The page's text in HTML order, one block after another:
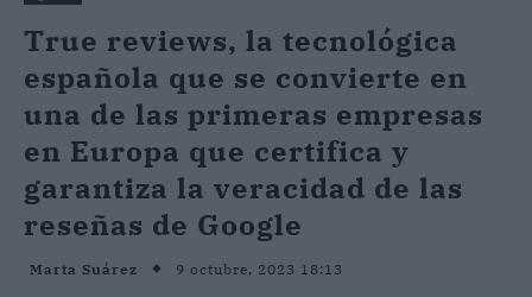
True reviews, la tecnológica
española que se convierte en
una de las primeras empresas
en Europa que certifica y
garantiza la veracidad de las
reseñas de Google
Marta Suárez 9 octubre, 2023 18:13